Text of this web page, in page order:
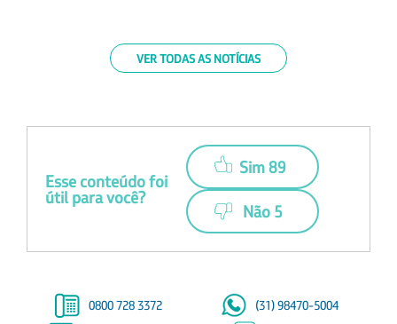
VER TODAS AS NOTÍCIAS
Esse conteúdo foi
útil para você?
Sim 89
Não 5
0800 728 3372
(31) 98470-5004